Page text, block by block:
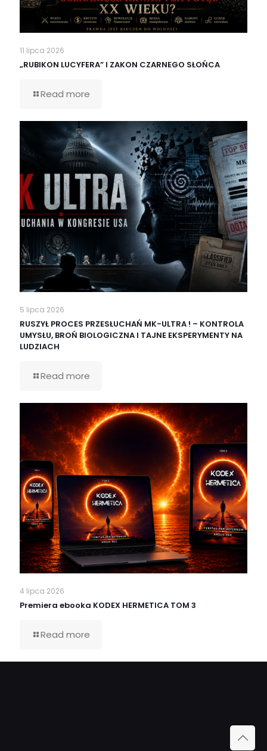
11 lipca 2026
„RUBIKON LUCYFERA” I ZAKON CZARNEGO SŁOŃCA
Read more
5 lipca 2026
RUSZYŁ PROCES PRZESŁUCHAŃ MK-ULTRA ! – KONTROLA
UMYSŁU, BROŃ BIOLOGICZNA I TAJNE EKSPERYMENTY NA
LUDZIACH
Read more
4 lipca 2026
Premiera ebooka KODEX HERMETICA TOM 3
Read more